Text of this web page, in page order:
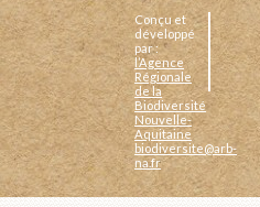
Conçu et
développé
par :
l’Agence
Régionale
de la
Biodiversité
Nouvelle-
Aquitaine
biodiversite@arb-
na.fr